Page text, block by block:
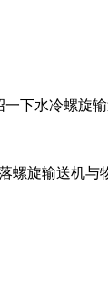
下水冷螺旋输
旋输送机